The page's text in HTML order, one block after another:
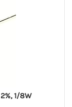
2%, 1/8W